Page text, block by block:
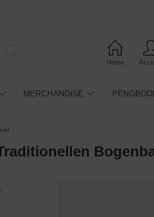
Home
MERCHANDISE